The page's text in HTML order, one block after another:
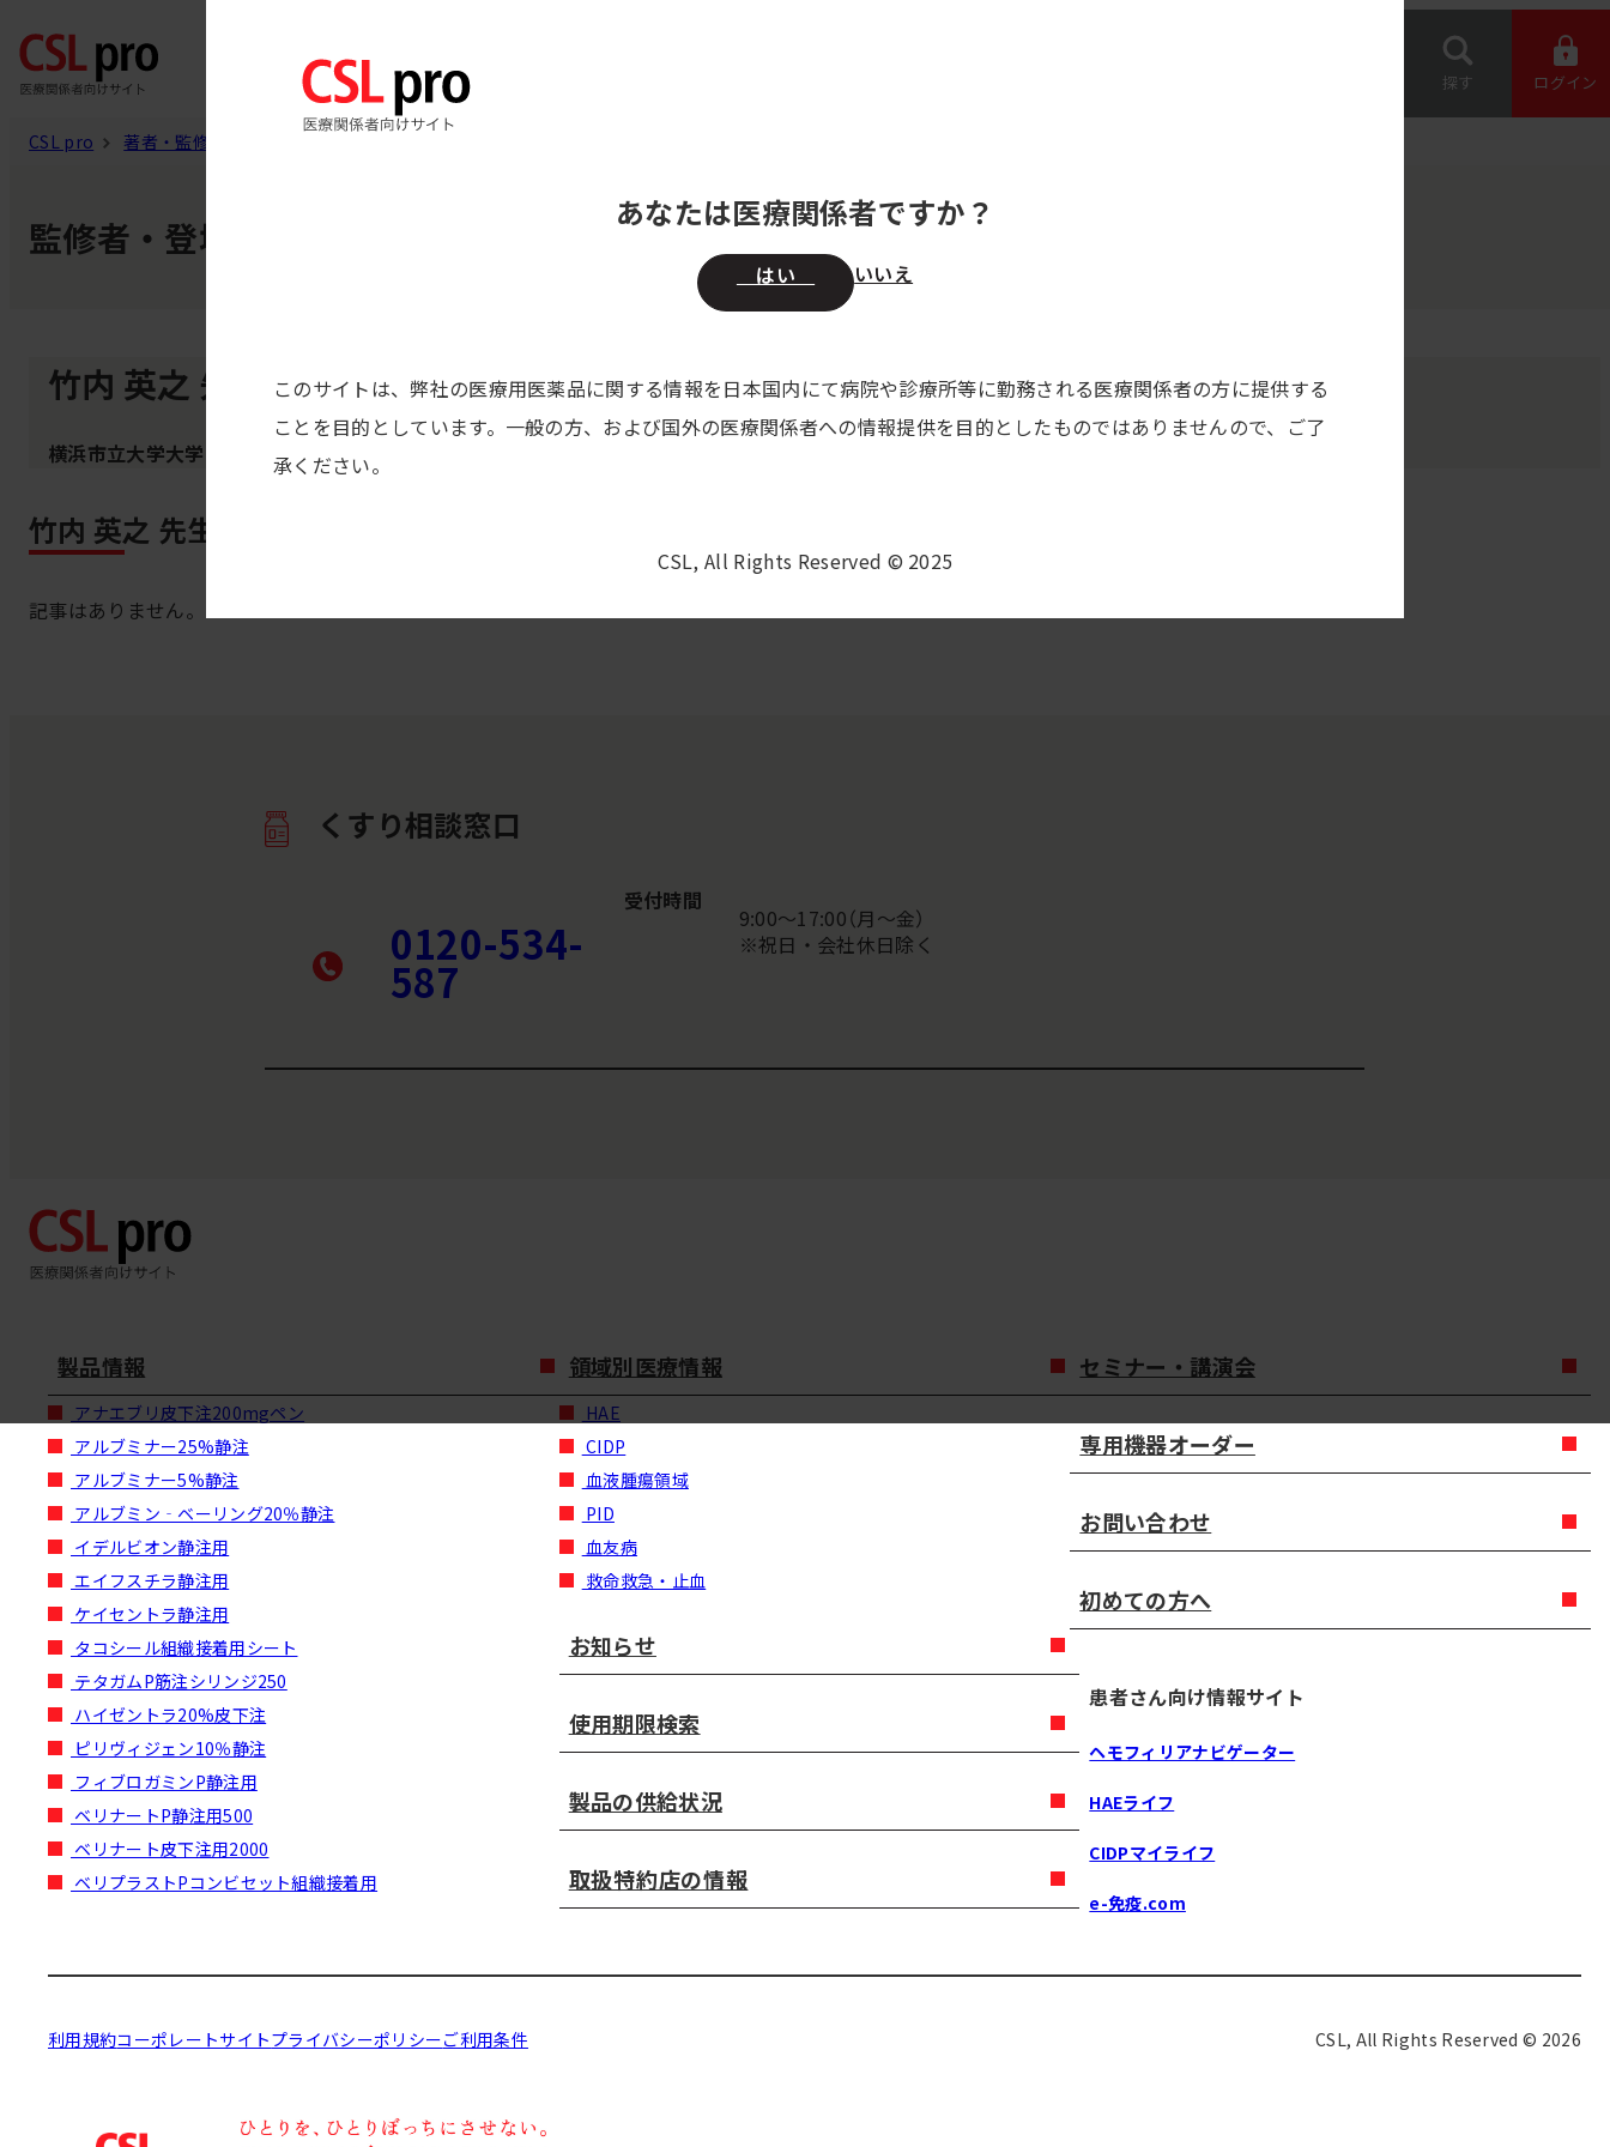
探す ログイン
CSL pro 著者・監修者
監修者・登壇者・著者
竹内 英之 先生
横浜市立大学大学院医学研究科 神経内科学・脳卒中医学／准教授
竹内 英之 先生の記事
記事はありません。
くすり相談窓口
0120-534-
587
受付時間
9:00〜17:00（月～金）
※祝日・会社休日除く
製品情報
アナエブリ皮下注200mgペン
アルブミナー25%静注
アルブミナー5%静注
アルブミン‐ベーリング20％静注
イデルビオン静注用
エイフスチラ静注用
ケイセントラ静注用
タコシール組織接着用シート
テタガムP筋注シリンジ250
ハイゼントラ20%皮下注
ピリヴィジェン10％静注
フィブロガミンP静注用
ベリナートP静注用500
ベリナート皮下注用2000
ベリプラストPコンビセット組織接着用
領域別医療情報
HAE
CIDP
血液腫瘍領域
PID
血友病
救命救急・止血
お知らせ
使用期限検索
製品の供給状況
取扱特約店の情報
セミナー・講演会
専用機器オーダー
お問い合わせ
初めての方へ
患者さん向け情報サイト
ヘモフィリアナビゲーター
HAEライフ
CIDPマイライフ
e-免疫.com
利用規約コーポレートサイトプライバシーポリシーご利用条件 CSL, All Rights Reserved © 2026
あなたは医療関係者ですか？
はい いいえ
このサイトは、弊社の医療用医薬品に関する情報を日本国内にて病院や診療所等に勤務される医療関係者の方に提供する
ことを目的としています。一般の方、および国外の医療関係者への情報提供を目的としたものではありませんので、ご了
承ください。
CSL, All Rights Reserved © 2025